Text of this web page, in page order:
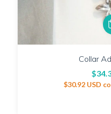
Collar
$30.92 USD